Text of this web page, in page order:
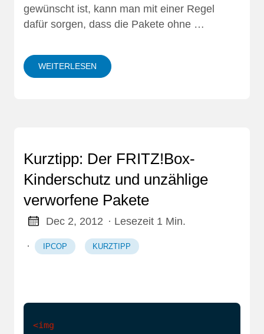
gewünscht ist, kann man mit einer Regel
dafür sorgen, dass die Pakete ohne …
WEITERLESEN
Kurztipp: Der FRITZ!Box-
Kinderschutz und unzählige
verworfene Pakete
Dec 2, 2012 · Lesezeit 1 Min.
· IPCOP KURZTIPP
<img